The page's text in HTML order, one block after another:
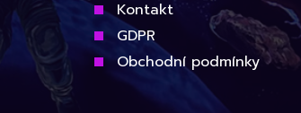
Kontakt
GDPR
Obchodní podmínky